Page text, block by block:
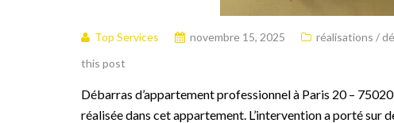
Top Services novembre 15, 2025 réalisations /
this post
Débarras d’appartement professionnel à Paris 20 –
réalisée dans cet appartement. L’intervention a porté sur